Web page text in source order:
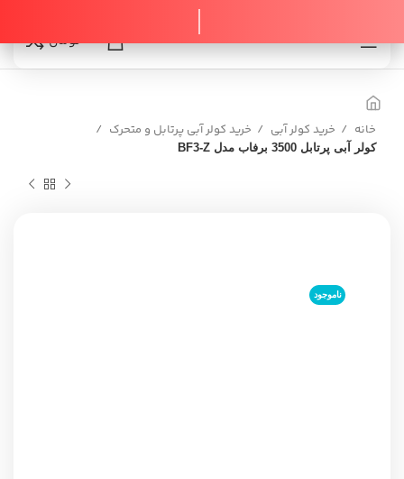
تومان 0
خانه خرید کولر آبی خرید کولر آبی پرتابل و متحرک
کولر آبی پرتابل 3500 برفاب مدل BF3-Z
ناموجود